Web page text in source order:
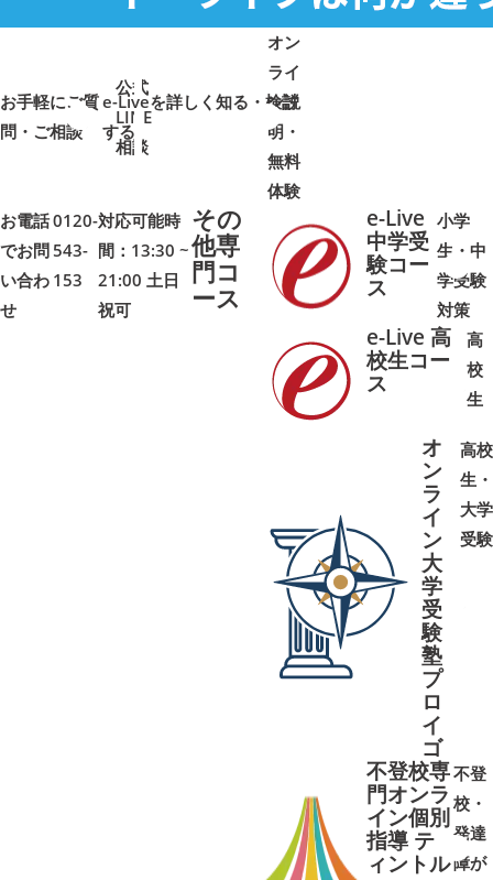
公式
LINE
相談
お手軽にご質
問・ご相談➜ ➜
オン
ライ
ン説
明・
無料
体験
e-Liveを詳しく知る・検討
する
➜➜
お電話
でお問
い合わ
せ
0120-
543-
153
対応可能時
間：13:30 ~
21:00 土日
祝可
その
他専
門コ
ース
e-Live
中学受
験コー
ス
小学
生・中
学受験
対策
➜➜
e-Live 高
校生コー
ス
高
校
生
➜➜
オ
ン
ラ
イ
ン
大
学
受
験
塾
プ
ロ
イ
ゴ
高校
生・
大学
受験
不登校専
門オンラ
イン個別
指導 テ
ィントル
不登
校・
発達
障が
➜➜